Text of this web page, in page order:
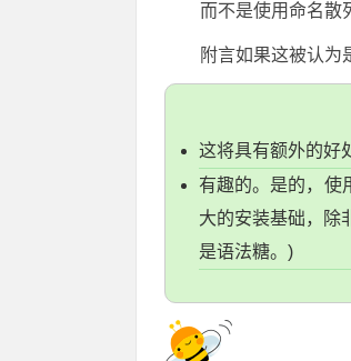
而不是使用命名散
附言如果这被认为
这将具有额外的好
有趣的。是的，使
大的安装基础，除
是语法糖。)